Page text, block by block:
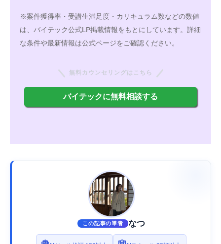
※案件獲得率・受講生満足度・カリキュラム数などの数値
は、バイテック公式LP掲載情報をもとにしています。詳細
な条件や最新情報は公式ページをご確認ください。
無料カウンセリングはこちら
バイテックに無料相談する
この記事の筆者 なつ